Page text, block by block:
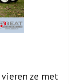
ze met